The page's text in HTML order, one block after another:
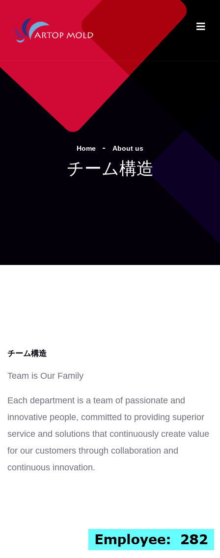
Home About us
チーム構造
チーム構造
Team is Our Family
Each department is a team of passionate and
innovative people, committed to providing superior
service and solutions that continuously create value
for our customers through collaboration and
continuous innovation.